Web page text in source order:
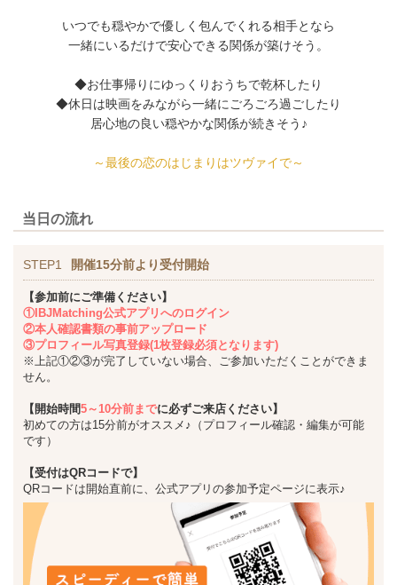
いつでも穏やかで優しく包んでくれる相手となら
一緒にいるだけで安心できる関係が築けそう。
◆お仕事帰りにゆっくりおうちで乾杯したり
◆休日は映画をみながら一緒にごろごろ過ごしたり
居心地の良い穏やかな関係が続きそう♪
～最後の恋のはじまりはツヴァイで～
当日の流れ
STEP1 開催15分前より受付開始
【参加前にご準備ください】
①IBJMatching公式アプリへのログイン
②本人確認書類の事前アップロード
③プロフィール写真登録(1枚登録必須となります)
※上記①②③が完了していない場合、ご参加いただくことができま
せん。
【開始時間5～10分前までに必ずご来店ください】
初めての方は15分前がオススメ♪（プロフィール確認・編集が可能
です）
【受付はQRコードで】
QRコードは開始直前に、公式アプリの参加予定ページに表示♪